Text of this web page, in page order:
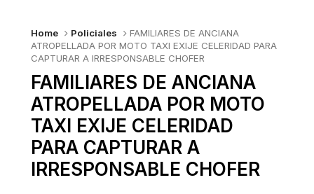
Home Policiales
FAMILIARES DE ANCIANA
ATROPELLADA POR MOTO TAXI EXIJE CELERIDAD PARA
CAPTURAR A IRRESPONSABLE CHOFER
FAMILIARES DE ANCIANA
ATROPELLADA POR MOTO
TAXI EXIJE CELERIDAD
PARA CAPTURAR A
IRRESPONSABLE CHOFER